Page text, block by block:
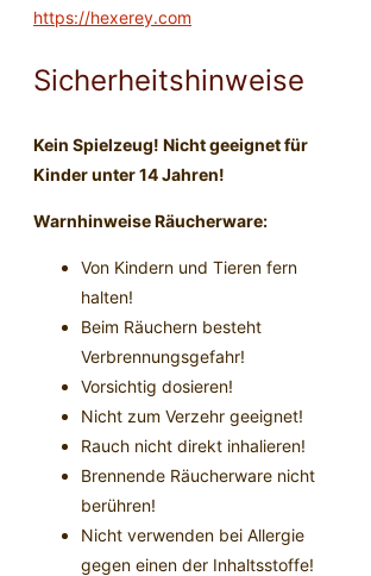
https://hexerey.com
Sicherheitshinweise
Kein Spielzeug! Nicht geeignet für
Kinder unter 14 Jahren!
Warnhinweise Räucherware:
Von Kindern und Tieren fern
halten!
Beim Räuchern besteht
Verbrennungsgefahr!
Vorsichtig dosieren!
Nicht zum Verzehr geeignet!
Rauch nicht direkt inhalieren!
Brennende Räucherware nicht
berühren!
Nicht verwenden bei Allergie
gegen einen der Inhaltsstoffe!